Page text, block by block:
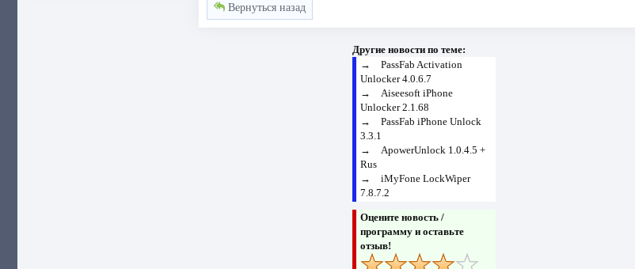
Вернуться назад
Другие новости по теме:
→PassFab Activation
Unlocker 4.0.6.7
→Aiseesoft iPhone
Unlocker 2.1.68
→PassFab iPhone Unlock
3.3.1
→ApowerUnlock 1.0.4.5 +
Rus
→iMyFone LockWiper
7.8.7.2
Оцените новость /
программу и оставьте
отзыв!